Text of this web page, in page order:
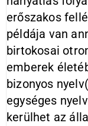
erőszakos
példája van
birtokosai
emberek
bizonyos
egységes
kerülhet az